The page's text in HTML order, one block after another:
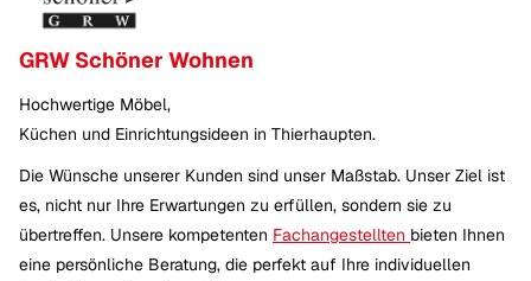
GRW Schöner Wohnen
Hochwertige Möbel,
Küchen und Einrichtungsideen in Thierhaupten.
Die Wünsche unserer Kunden sind unser Maßstab. Unser Ziel ist
es, nicht nur Ihre Erwartungen zu erfüllen, sondern sie zu
übertreffen. Unsere kompetenten Fachangestellten bieten Ihnen
eine persönliche Beratung, die perfekt auf Ihre individuellen